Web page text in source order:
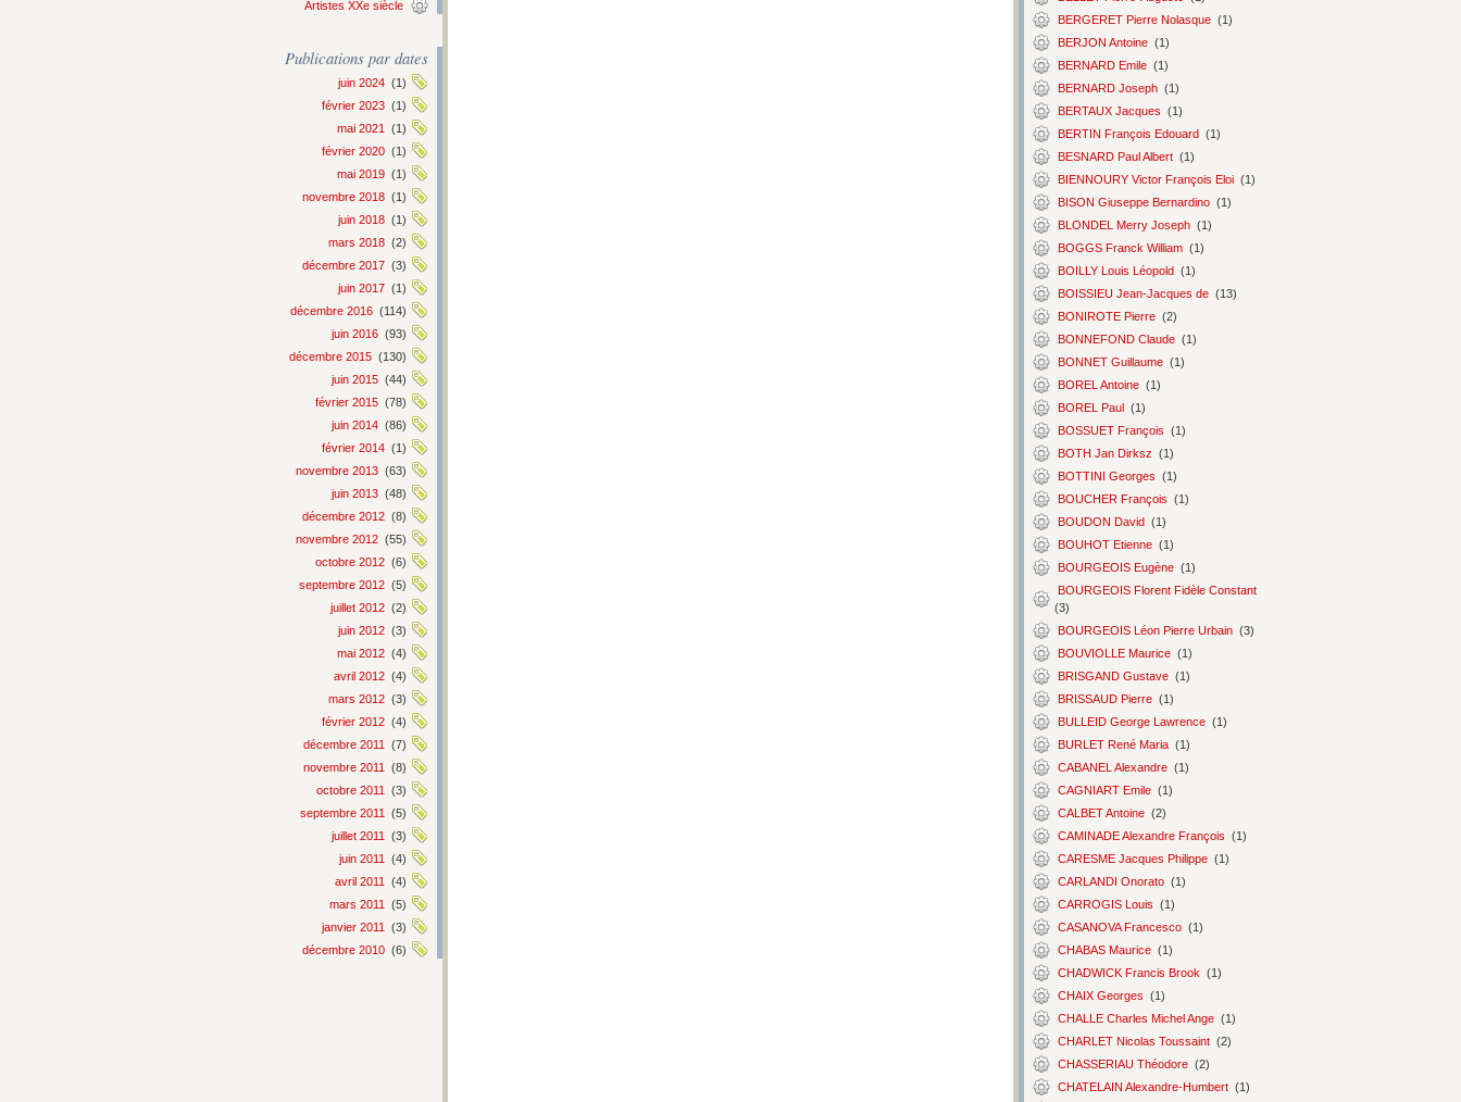
Artistes XXe siècle
Publications par dates
juin 2024 (1)
février 2023 (1)
mai 2021
(1)
février 2020 (1)
mai 2019 (1)
novembre 2018 (1)
juin 2018 (1)
mars 2018 (2)
décembre 2017 (3)
juin 2017 (1)
décembre 2016 (114)
juin 2016 (93)
décembre 2015 (130)
juin 2015 (44)
février 2015 (78)
juin 2014 (86)
février 2014 (1)
novembre 2013 (63)
juin 2013 (48)
décembre 2012 (8)
novembre 2012 (55)
octobre 2012 (6)
septembre 2012 (5)
juillet 2012 (2)
juin 2012 (3)
mai 2012 (4)
avril 2012 (4)
mars 2012 (3)
février 2012 (4)
décembre 2011
(7)
novembre 2011
(8)
octobre 2011
(3)
septembre 2011
(5)
juillet 2011
(3)
juin 2011
(4)
avril 2011
(4)
mars 2011
(5)
janvier 2011
(3)
décembre 2010 (6)
BERGERET Pierre Nolasque (1)
BERJON Antoine (1)
BERNARD Emile (1)
BERNARD Joseph (1)
BERTAUX Jacques (1)
BERTIN François Edouard (1)
BESNARD Paul Albert (1)
BIENNOURY Victor François Eloi (1)
BISON Giuseppe Bernardino (1)
BLONDEL Merry Joseph (1)
BOGGS Franck William (1)
BOILLY Louis Léopold (1)
BOISSIEU Jean-Jacques de (13)
BONIROTE Pierre (2)
BONNEFOND Claude (1)
BONNET Guillaume (1)
BOREL Antoine (1)
BOREL Paul (1)
BOSSUET François (1)
BOTH Jan Dirksz (1)
BOTTINI Georges (1)
BOUCHER François (1)
BOUDON David (1)
BOUHOT Etienne (1)
BOURGEOIS Eugène (1)
BOURGEOIS Florent Fidèle Constant
(3)
BOURGEOIS Léon Pierre Urbain (3)
BOUVIOLLE Maurice (1)
BRISGAND Gustave (1)
BRISSAUD Pierre (1)
BULLEID George Lawrence (1)
BURLET René Maria (1)
CABANEL Alexandre (1)
CAGNIART Emile (1)
CALBET Antoine (2)
CAMINADE Alexandre François (1)
CARESME Jacques Philippe (1)
CARLANDI Onorato (1)
CARROGIS Louis (1)
CASANOVA Francesco (1)
CHABAS Maurice (1)
CHADWICK Francis Brook (1)
CHAIX Georges (1)
CHALLE Charles Michel Ange (1)
CHARLET Nicolas Toussaint (2)
CHASSERIAU Théodore (2)
CHATELAIN Alexandre-Humbert (1)